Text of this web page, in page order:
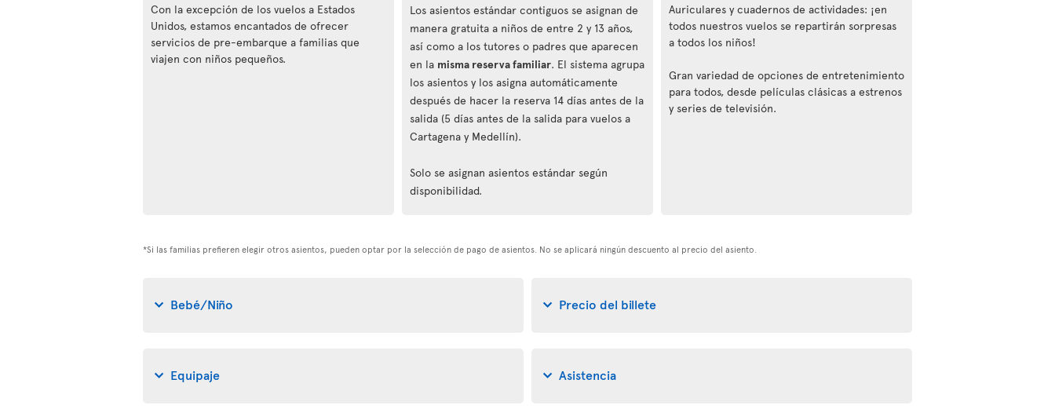
Con la excepción de los vuelos a Estados
Unidos, estamos encantados de ofrecer
servicios de pre-embarque a familias que
viajen con niños pequeños.
Los asientos estándar contiguos se asignan de
manera gratuita a niños de entre 2 y 13 años,
así como a los tutores o padres que aparecen
en la misma reserva familiar. El sistema agrupa
los asientos y los asigna automáticamente
después de hacer la reserva 14 días antes de la
salida (5 días antes de la salida para vuelos a
Cartagena y Medellín).
Solo se asignan asientos estándar según
disponibilidad.
Auriculares y cuadernos de actividades: ¡en
todos nuestros vuelos se repartirán sorpresas
a todos los niños!
Gran variedad de opciones de entretenimiento
para todos, desde películas clásicas a estrenos
y series de televisión.
*Si las familias prefieren elegir otros asientos, pueden optar por la selección de pago de asientos. No se aplicará ningún descuento al precio del asiento.
Bebé/Niño Precio del billete
Equipaje Asistencia